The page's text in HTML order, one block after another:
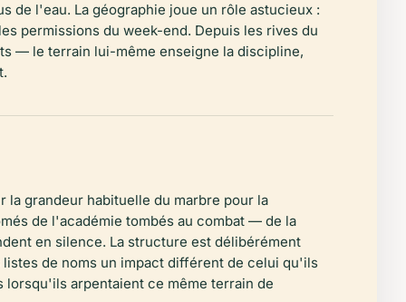
de l'eau. La géographie joue un rôle astucieux :
permissions du week-end. Depuis les rives du
— le terrain lui-même enseigne la discipline,
la grandeur habituelle du marbre pour la
de l'académie tombés au combat — de la
en silence. La structure est délibérément
de noms un impact différent de celui qu'ils
lorsqu'ils arpentaient ce même terrain de